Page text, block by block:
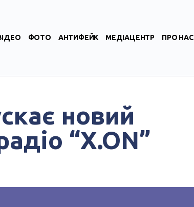
ФОТО АНТИФЕЙК МЕДІАЦЕНТР ПРО НАС
новий
“X.ON”